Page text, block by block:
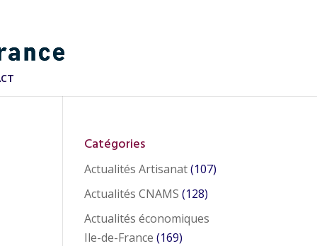
Catégories
Actualités Artisanat(107)
Actualités CNAMS (128)
Actualités économiques
Ile-de-France (169)